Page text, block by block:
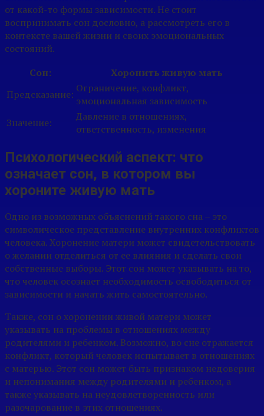
от какой-то формы зависимости. Не стоит
воспринимать сон дословно, а рассмотреть его в
контексте вашей жизни и своих эмоциональных
состояний.
Сон:
Хоронить живую мать
Предсказание: Ограничение, конфликт,
эмоциональная зависимость
Значение:
Давление в отношениях,
ответственность, изменения
Психологический аспект: что
означает сон, в котором вы
хороните живую мать
Одно из возможных объяснений такого сна – это
символическое представление внутренних конфликтов
человека. Хоронение матери может свидетельствовать
о желании отделиться от ее влияния и сделать свои
собственные выборы. Этот сон может указывать на то,
что человек осознает необходимость освободиться от
зависимости и начать жить самостоятельно.
Также, сон о хоронении живой матери может
указывать на проблемы в отношениях между
родителями и ребенком. Возможно, во сне отражается
конфликт, который человек испытывает в отношениях
с матерью. Этот сон может быть признаком недоверия
и непонимания между родителями и ребенком, а
также указывать на неудовлетворенность или
разочарование в этих отношениях.